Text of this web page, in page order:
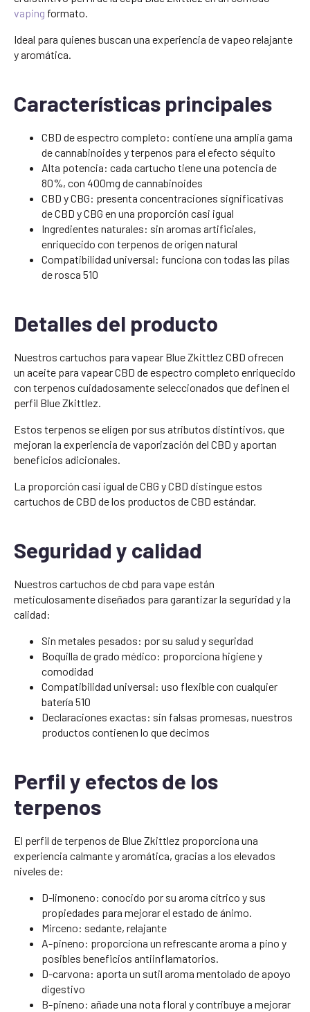
vaping formato.
Ideal para quienes buscan una experiencia de vapeo relajante
y aromática.
Características principales
CBD de espectro completo: contiene una amplia gama
de cannabinoides y terpenos para el efecto séquito
Alta potencia: cada cartucho tiene una potencia de
80%, con 400mg de cannabinoides
CBD y CBG: presenta concentraciones significativas
de CBD y CBG en una proporción casi igual
Ingredientes naturales: sin aromas artificiales,
enriquecido con terpenos de origen natural
Compatibilidad universal: funciona con todas las pilas
de rosca 510
Detalles del producto
Nuestros cartuchos para vapear Blue Zkittlez CBD ofrecen
un aceite para vapear CBD de espectro completo enriquecido
con terpenos cuidadosamente seleccionados que definen el
perfil Blue Zkittlez.
Estos terpenos se eligen por sus atributos distintivos, que
mejoran la experiencia de vaporización del CBD y aportan
beneficios adicionales.
La proporción casi igual de CBG y CBD distingue estos
cartuchos de CBD de los productos de CBD estándar.
Seguridad y calidad
Nuestros cartuchos de cbd para vape están
meticulosamente diseñados para garantizar la seguridad y la
calidad:
Sin metales pesados: por su salud y seguridad
Boquilla de grado médico: proporciona higiene y
comodidad
Compatibilidad universal: uso flexible con cualquier
batería 510
Declaraciones exactas: sin falsas promesas, nuestros
productos contienen lo que decimos
Perfil y efectos de los
terpenos
El perfil de terpenos de Blue Zkittlez proporciona una
experiencia calmante y aromática, gracias a los elevados
niveles de:
D-limoneno: conocido por su aroma cítrico y sus
propiedades para mejorar el estado de ánimo.
Mirceno: sedante, relajante
A-pineno: proporciona un refrescante aroma a pino y
posibles beneficios antiinflamatorios.
D-carvona: aporta un sutil aroma mentolado de apoyo
digestivo
B-pineno: añade una nota floral y contribuye a mejorar